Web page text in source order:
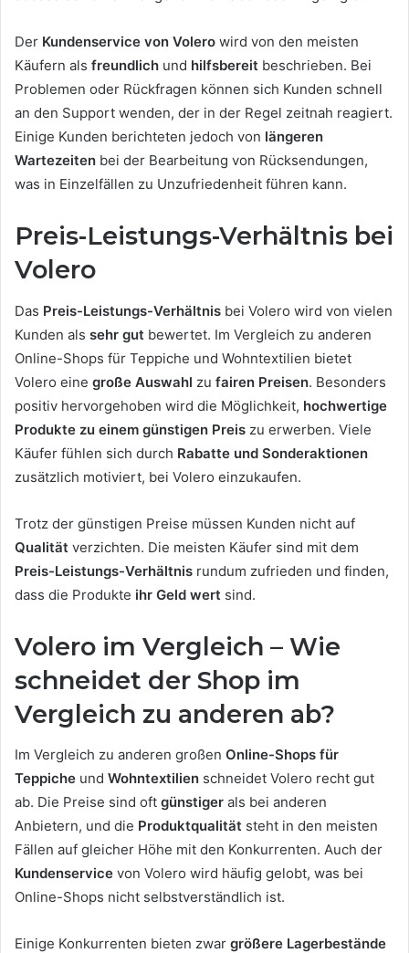
Der Kundenservice von Volero wird von den meisten
Käufern als freundlich und hilfsbereit beschrieben. Bei
Problemen oder Rückfragen können sich Kunden schnell
an den Support wenden, der in der Regel zeitnah reagiert.
Einige Kunden berichteten jedoch von längeren
Wartezeiten bei der Bearbeitung von Rücksendungen,
was in Einzelfällen zu Unzufriedenheit führen kann.
Preis-Leistungs-Verhältnis bei
Volero
Das Preis-Leistungs-Verhältnis bei Volero wird von vielen
Kunden als sehr gut bewertet. Im Vergleich zu anderen
Online-Shops für Teppiche und Wohntextilien bietet
Volero eine große Auswahl zu fairen Preisen. Besonders
positiv hervorgehoben wird die Möglichkeit, hochwertige
Produkte zu einem günstigen Preis zu erwerben. Viele
Käufer fühlen sich durch Rabatte und Sonderaktionen
zusätzlich motiviert, bei Volero einzukaufen.
Trotz der günstigen Preise müssen Kunden nicht auf
Qualität verzichten. Die meisten Käufer sind mit dem
Preis-Leistungs-Verhältnis rundum zufrieden und finden,
dass die Produkte ihr Geld wert sind.
Volero im Vergleich – Wie
schneidet der Shop im
Vergleich zu anderen ab?
Im Vergleich zu anderen großen Online-Shops für
Teppiche und Wohntextilien schneidet Volero recht gut
ab. Die Preise sind oft günstiger als bei anderen
Anbietern, und die Produktqualität steht in den meisten
Fällen auf gleicher Höhe mit den Konkurrenten. Auch der
Kundenservice von Volero wird häufig gelobt, was bei
Online-Shops nicht selbstverständlich ist.
Einige Konkurrenten bieten zwar größere Lagerbestände